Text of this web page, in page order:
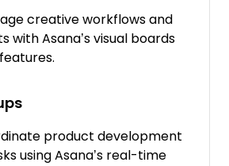
creative workflows and
with Asana’s visual boards
product development
using Asana’s real-time